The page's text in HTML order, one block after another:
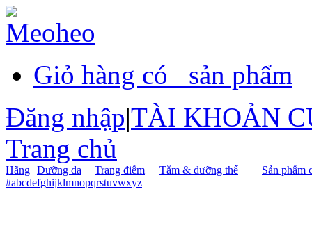
Giỏ hàng có
sản phẩm
Đăng nhập|TÀI KHOẢN
Trang chủ
Hãng Dưỡng da Trang điểm Tắm & dưỡng thể
Sản phẩm
#abcdefghijklmnopqrstuvwxyz